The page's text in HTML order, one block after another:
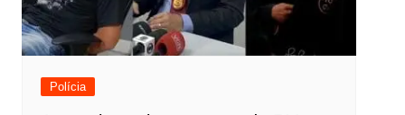
Polícia